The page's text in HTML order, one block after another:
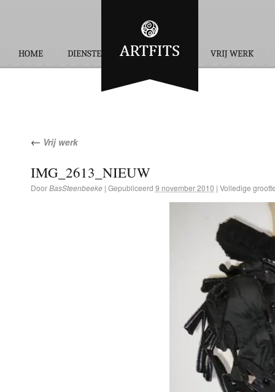
HOME DIENSTEN OPDRACHTEN VRIJ WERK
← Vrij werk
IMG_2613_NIEUW
DoorBasSteenbeeke | Gepubliceerd 9 november 2010 | Volledige